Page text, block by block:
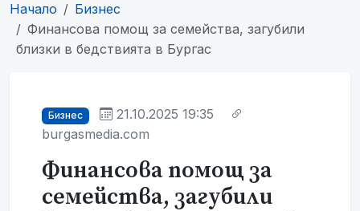
Начало
Бизнес
Финансова помощ за семейства, загубили
близки в бедствията в Бургас
Бизнес
21.10.2025 19:35
burgasmedia.com
Финансова помощ за
семейства, загубили